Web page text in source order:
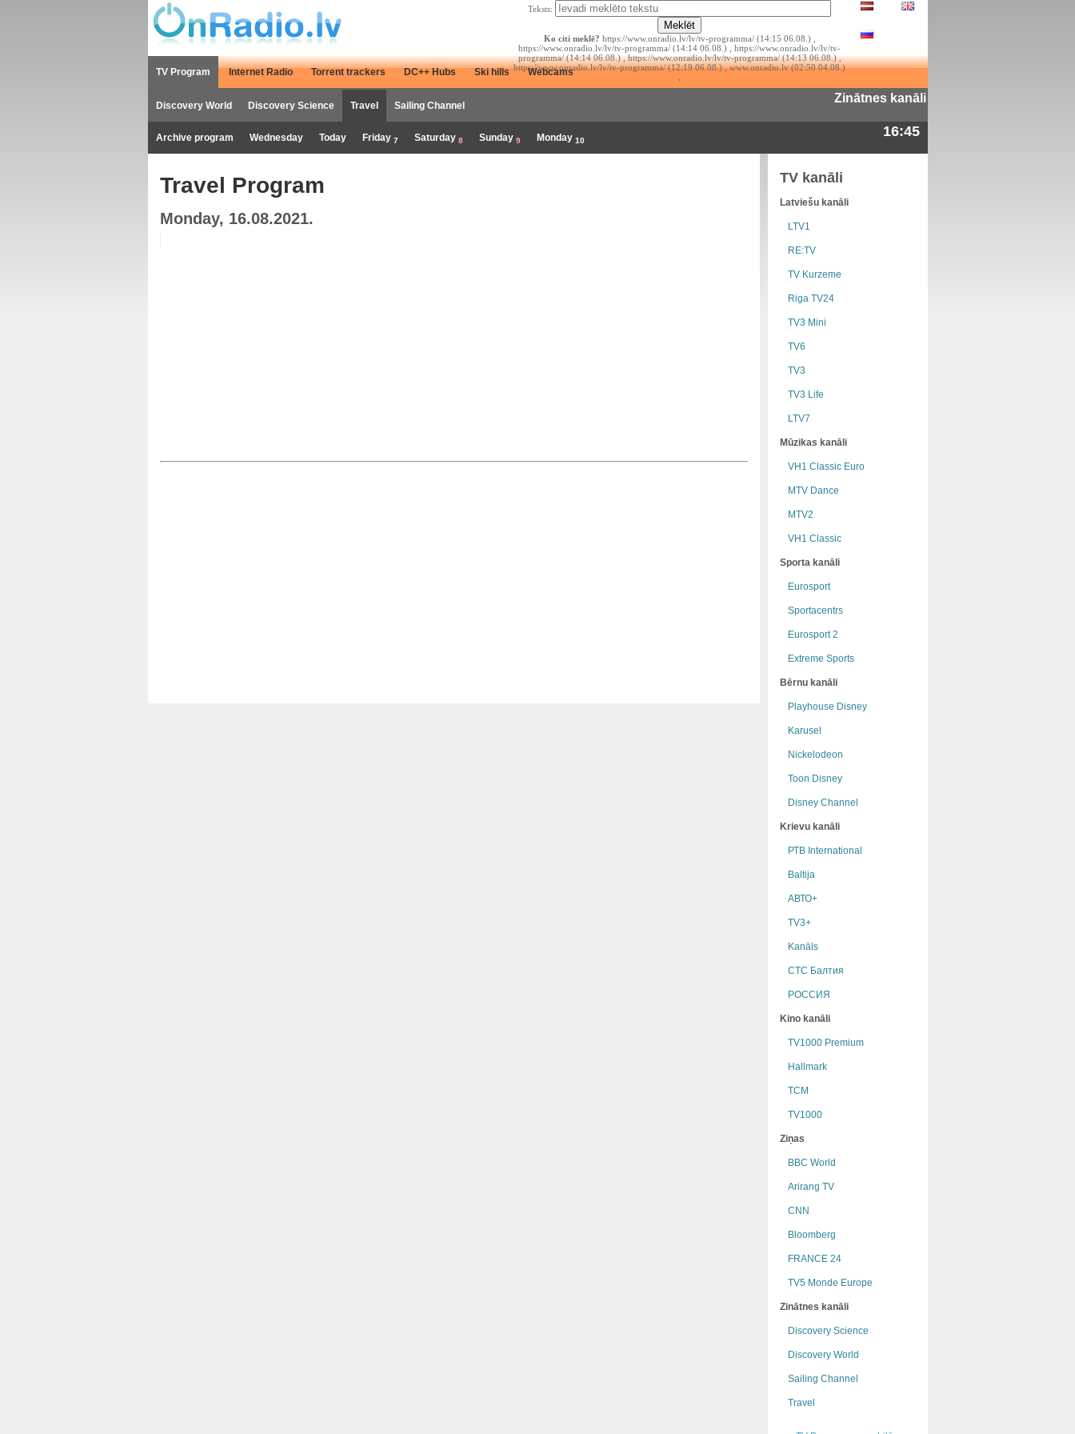
Teksts:
Ko citi meklē? https://www.onradio.lv/lv/tv-programma/ (14:15 06.08.) ,
https://www.onradio.lv/lv/tv-programma/ (14:14 06.08.) , https://www.onradio.lv/lv/tv-
programma/ (14:14 06.08.) , https://www.onradio.lv/lv/tv-programma/ (14:13 06.08.) ,
https://www.onradio.lv/lv/tv-programma/ (12:19 06.08.) , www.onradio.lv (02:50 04.08.)
TV Program Internet Radio Torrent trackers DC++ Hubs Ski hills Webcams
Discovery World Discovery Science Travel Sailing Channel
Zinātnes kanāli
Archive program Wednesday Today Friday 7 Saturday 8 Sunday 9 Monday 10
16:45
Travel Program
Monday, 16.08.2021.
TV kanāli
Latviešu kanāli
LTV1
RE:TV
TV Kurzeme
Riga TV24
TV3 Mini
TV6
TV3
TV3 Life
LTV7
Mūzikas kanāli
VH1 Classic Euro
MTV Dance
MTV2
VH1 Classic
Sporta kanāli
Eurosport
Sportacentrs
Eurosport 2
Extreme Sports
Bērnu kanāli
Playhouse Disney
Karusel
Nickelodeon
Toon Disney
Disney Channel
Krievu kanāli
РТB International
Baltija
АВТО+
TV3+
Kanāls
СТС Балтия
РОССИЯ
Kino kanāli
TV1000 Premium
Hallmark
TCM
TV1000
Ziņas
BBC World
Arirang TV
CNN
Bloomberg
FRANCE 24
TV5 Monde Europe
Zinātnes kanāli
Discovery Science
Discovery World
Sailing Channel
Travel